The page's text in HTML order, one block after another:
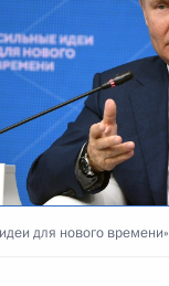
для нового времени»